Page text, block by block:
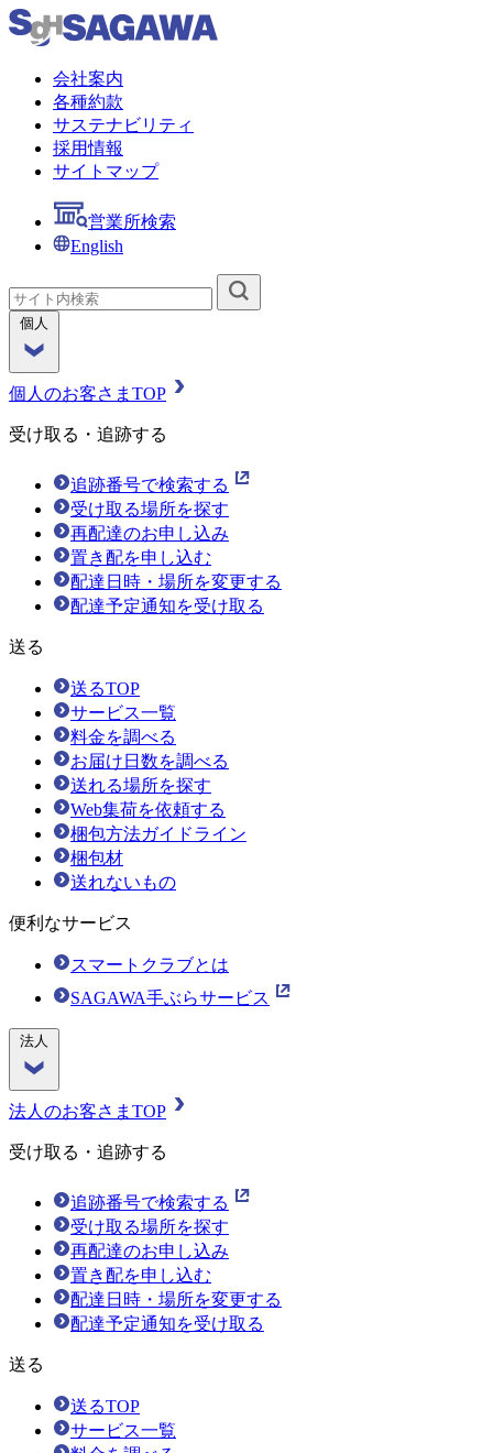
会社案内
各種約款
サステナビリティ
採用情報
サイトマップ
営業所検索
English
個人
個人のお客さまTOP
受け取る・追跡する
追跡番号で検索する
受け取る場所を探す
再配達のお申し込み
置き配を申し込む
配達日時・場所を変更する
配達予定通知を受け取る
送る
送るTOP
サービス一覧
料金を調べる
お届け日数を調べる
送れる場所を探す
Web集荷を依頼する
梱包方法ガイドライン
梱包材
送れないもの
便利なサービス
スマートクラブとは
SAGAWA手ぶらサービス
法人
法人のお客さまTOP
受け取る・追跡する
追跡番号で検索する
受け取る場所を探す
再配達のお申し込み
置き配を申し込む
配達日時・場所を変更する
配達予定通知を受け取る
送る
送るTOP
サービス一覧